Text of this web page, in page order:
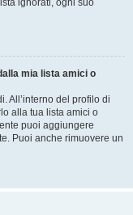
ignorati, ogni suo
mia lista amici o
All’interno del profilo di
alla tua lista amici o
puoi aggiungere
Puoi anche rimuovere un